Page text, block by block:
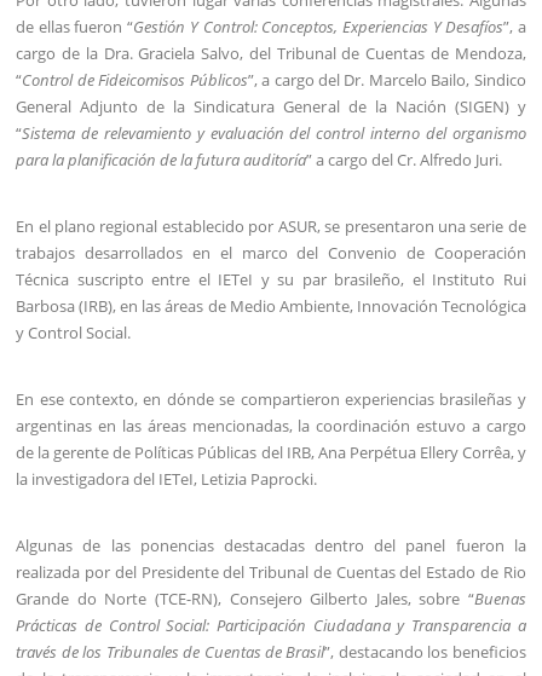
de ellas fueron “Gestión Y Control: Conceptos, Experiencias Y Desafíos”, a
cargo de la Dra. Graciela Salvo, del Tribunal de Cuentas de Mendoza,
“Control de Fideicomisos Públicos”, a cargo del Dr. Marcelo Bailo, Sindico
General Adjunto de la Sindicatura General de la Nación (SIGEN) y
“Sistema de relevamiento y evaluación del control interno del organismo
para la planificación de la futura auditoría” a cargo del Cr. Alfredo Juri.
En el plano regional establecido por ASUR, se presentaron una serie de
trabajos desarrollados en el marco del Convenio de Cooperación
Técnica suscripto entre el IETeI y su par brasileño, el Instituto Rui
Barbosa (IRB), en las áreas de Medio Ambiente, Innovación Tecnológica
y Control Social.
En ese contexto, en dónde se compartieron experiencias brasileñas y
argentinas en las áreas mencionadas, la coordinación estuvo a cargo
de la gerente de Políticas Públicas del IRB, Ana Perpétua Ellery Corrêa, y
la investigadora del IETeI, Letizia Paprocki.
Algunas de las ponencias destacadas dentro del panel fueron la
realizada por del Presidente del Tribunal de Cuentas del Estado de Rio
Grande do Norte (TCE-RN), Consejero Gilberto Jales, sobre “Buenas
Prácticas de Control Social: Participación Ciudadana y Transparencia a
través de los Tribunales de Cuentas de Brasil”, destacando los beneficios